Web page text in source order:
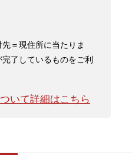
＝現住所に当たりま
了しているものをご利
いて詳細はこちら